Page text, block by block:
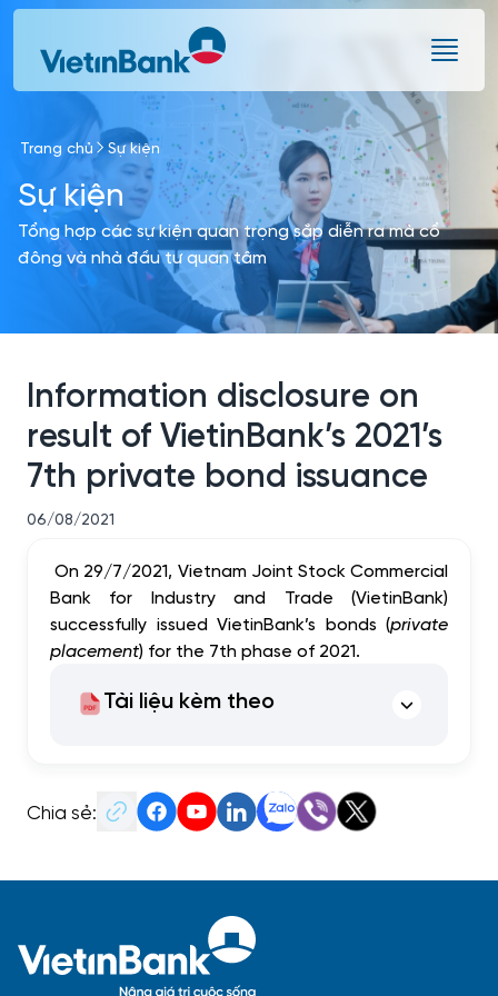
Skip to Main Content
Trang chủ Sự kiện
Sự kiện
Tổng hợp các sự kiện quan trọng sắp diễn ra mà cổ
đông và nhà đầu tư quan tâm
Information disclosure on
result of VietinBank’s 2021’s
7th private bond issuance
06/08/2021
On 29/7/2021, Vietnam Joint Stock Commercial
Bank for Industry and Trade (VietinBank)
successfully issued VietinBank’s bonds (private
placement) for the 7th phase of 2021.
Tài liệu kèm theo
Chia sẻ: